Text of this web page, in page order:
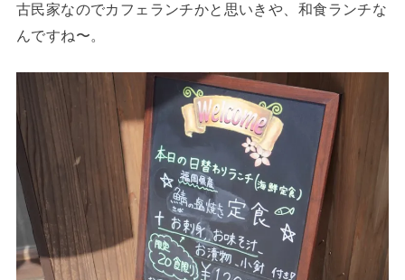
古民家なのでカフェランチかと思いきや、和食ランチな
んですね〜。